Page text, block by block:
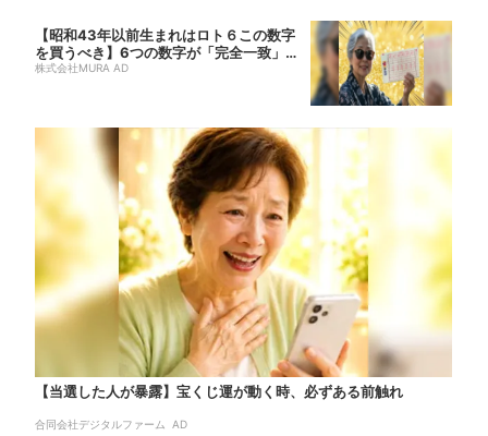
【昭和43年以前生まれはロト６この数字
を買うべき】6つの数字が「完全一致」す
る方...
株式会社MURA AD
【当選した人が暴露】宝くじ運が動く時、必ずある前触れ
合同会社デジタルファーム AD